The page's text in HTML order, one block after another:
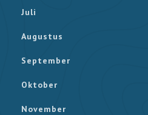
Juli
Augustus
September
Oktober
November